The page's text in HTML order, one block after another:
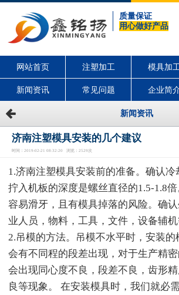
质量保证
用心做好产品
网站首页 注塑加工 模具加
新闻资讯 常见问题 企业简
新闻资讯
济南注塑模具安装的几个建议
时间：2019-02-21 08:32:20 浏览：2529次
1.济南注塑模具安装前的准备。确认冷
拧入机板的深度是螺丝直径的1.5-1.8
容易滑牙，且有模具掉落的风险。确
业人员，物料，工具，文件，设备辅机
2.吊模的方法。吊模不水平时，安装
会有不同程的段差出现，对于生产精
会出现同心度不良，段差不良，齿形
良等现象。 在安装模具时，我们就必